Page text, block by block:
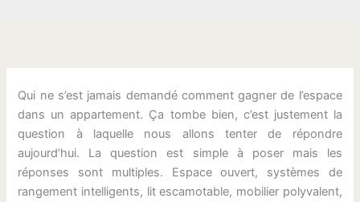
Qui ne s’est jamais demandé comment gagner de l’espace
dans un appartement. Ça tombe bien, c’est justement la
question à laquelle nous allons tenter de répondre
aujourd’hui. La question est simple à poser mais les
réponses sont multiples. Espace ouvert, systèmes de
rangement intelligents, lit escamotable, mobilier polyvalent,